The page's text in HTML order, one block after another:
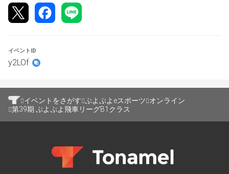
イベントID
y2LOf
イベントをさがす ぷよぷよeスポーツ オンライン
第39期 ぷよぷよ飛車リーグB1クラス